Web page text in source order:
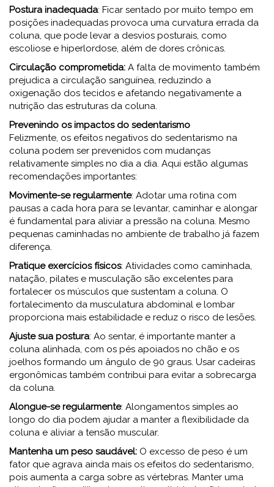
Postura inadequada: Ficar sentado por muito tempo em
posições inadequadas provoca uma curvatura errada da
coluna, que pode levar a desvios posturais, como
escoliose e hiperlordose, além de dores crônicas.
Circulação comprometida: A falta de movimento também
prejudica a circulação sanguínea, reduzindo a
oxigenação dos tecidos e afetando negativamente a
nutrição das estruturas da coluna.
Prevenindo os impactos do sedentarismo
Felizmente, os efeitos negativos do sedentarismo na
coluna podem ser prevenidos com mudanças
relativamente simples no dia a dia. Aqui estão algumas
recomendações importantes:
Movimente-se regularmente: Adotar uma rotina com
pausas a cada hora para se levantar, caminhar e alongar
é fundamental para aliviar a pressão na coluna. Mesmo
pequenas caminhadas no ambiente de trabalho já fazem
diferença.
Pratique exercícios físicos: Atividades como caminhada,
natação, pilates e musculação são excelentes para
fortalecer os músculos que sustentam a coluna. O
fortalecimento da musculatura abdominal e lombar
proporciona mais estabilidade e reduz o risco de lesões.
Ajuste sua postura: Ao sentar, é importante manter a
coluna alinhada, com os pés apoiados no chão e os
joelhos formando um ângulo de 90 graus. Usar cadeiras
ergonômicas também contribui para evitar a sobrecarga
da coluna.
Alongue-se regularmente: Alongamentos simples ao
longo do dia podem ajudar a manter a flexibilidade da
coluna e aliviar a tensão muscular.
Mantenha um peso saudável: O excesso de peso é um
fator que agrava ainda mais os efeitos do sedentarismo,
pois aumenta a carga sobre as vértebras. Manter uma